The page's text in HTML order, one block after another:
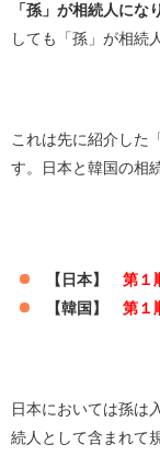
「孫」が相続人にな
しても「孫」が相続
これは先に紹介した
す。日本と韓国の相
【日本】第１
【韓国】第１
日本においては孫は
続人として含まれて